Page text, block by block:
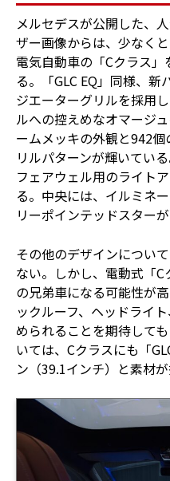
メルセデスが公開した、
ザー画像からは、少なく
電気自動車の「Cクラス
る。「GLC EQ」同様、
ジエーターグリルを採用
ルへの控えめなオマージ
ームメッキの外観と942
リルパターンが輝いてい
フェアウェル用のライト
る。中央には、イルミネ
リーポインテッドスター
その他のデザインについ
ない。しかし、電動式「C
の兄弟車になる可能性が
ックルーフ、ヘッドライ
められることを期待して
いては、Cクラスにも「
ン（39.1インチ）と素材